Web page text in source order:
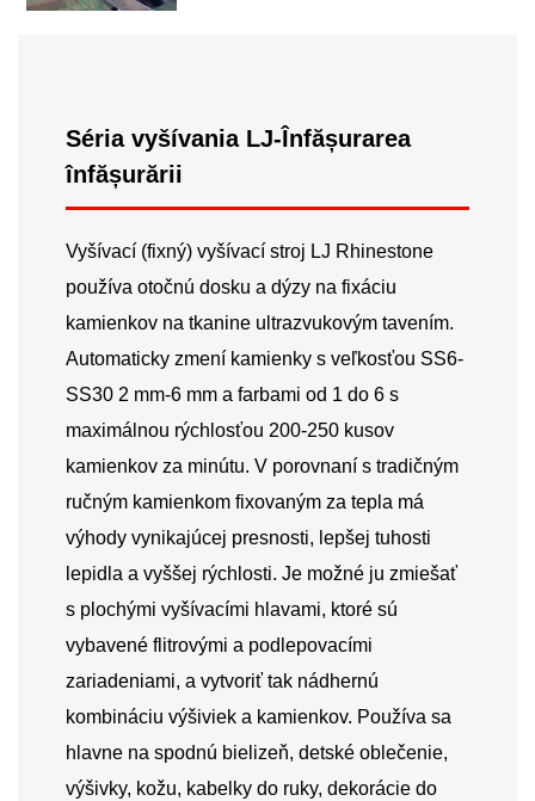
Séria vyšívania LJ-Înfășurarea
înfășurării
Vyšívací (fixný) vyšívací stroj LJ Rhinestone
používa otočnú dosku a dýzy na fixáciu
kamienkov na tkanine ultrazvukovým tavením.
Automaticky zmení kamienky s veľkosťou SS6-
SS30 2 mm-6 mm a farbami od 1 do 6 s
maximálnou rýchlosťou 200-250 kusov
kamienkov za minútu. V porovnaní s tradičným
ručným kamienkom fixovaným za tepla má
výhody vynikajúcej presnosti, lepšej tuhosti
lepidla a vyššej rýchlosti. Je možné ju zmiešať
s plochými vyšívacími hlavami, ktoré sú
vybavené flitrovými a podlepovacími
zariadeniami, a vytvoriť tak nádhernú
kombináciu výšiviek a kamienkov. Používa sa
hlavne na spodnú bielizeň, detské oblečenie,
výšivky, kožu, kabelky do ruky, dekorácie do